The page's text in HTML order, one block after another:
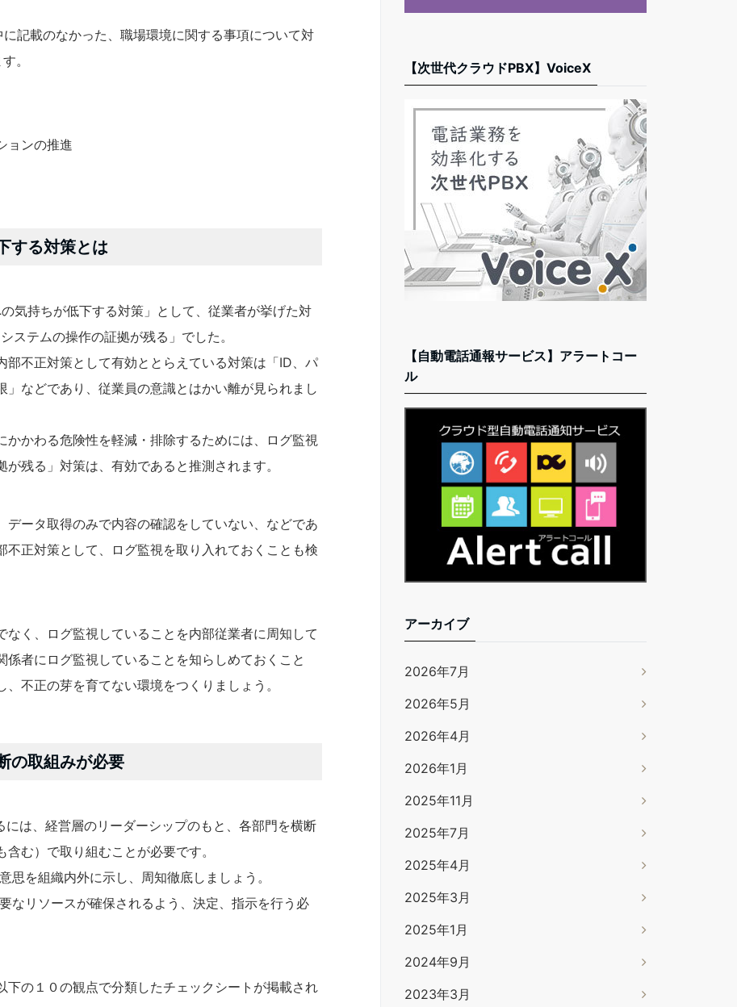
記載のなかった、職場環境に関する事項について対
。
ョンの推進
する対策とは
気持ちが低下する対策」として、従業者が挙げた対
ステムの操作の証拠が残る」でした。
部不正対策として有効ととらえている対策は「ID、パ
」などであり、従業員の意識とはかい離が見られまし
かかわる危険性を軽減・排除するためには、ログ監視
残る」対策は、有効であると推測されます。
データ取得のみで内容の確認をしていない、などであ
不正対策として、ログ監視を取り入れておくことも検
なく、ログ監視していることを内部従業者に周知して
係者にログ監視していることを知らしめておくこと
不正の芽を育てない環境をつくりましょう。
の取組みが必要
は、経営層のリーダーシップのもと、各部門を横断
む）で取り組むことが必要です。
思を組織内外に示し、周知徹底しましょう。
なリソースが確保されるよう、決定、指示を行う必
下の１０の観点で分類したチェックシートが掲載され
【次世代クラウドPBX】VoiceX
【自動電話通報サービス】アラートコー
ル
アーカイブ
2026年7月
2026年5月
2026年4月
2026年1月
2025年11月
2025年7月
2025年4月
2025年3月
2025年1月
2024年9月
2023年3月